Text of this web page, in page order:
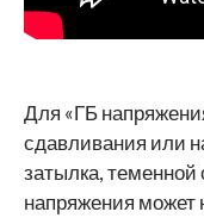
Для «ГБ
сдавливания или
затылка, теменной
напряжения